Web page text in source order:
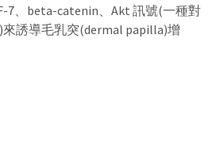
7、beta-catenin、Akt 訊號(一種對
誘導毛乳突(dermal papilla)增